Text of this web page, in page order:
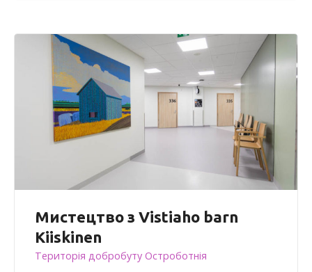
Мистецтво з Vistiaho barn
Kiiskinen
Територія добробуту Остроботнія